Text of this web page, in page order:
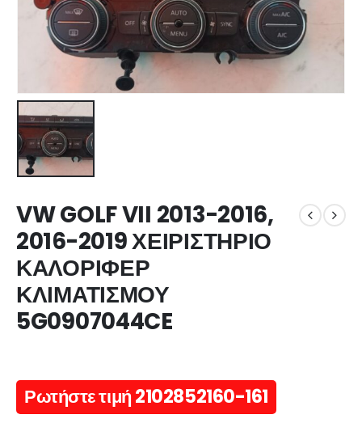
VW GOLF VII 2013-2016,
2016-2019 ΧΕΙΡΙΣΤΗΡΙΟ
ΚΑΛΟΡΙΦΕΡ
ΚΛΙΜΑΤΙΣΜΟΥ
5G0907044CE
Ρωτήστε τιμή 2102852160-161